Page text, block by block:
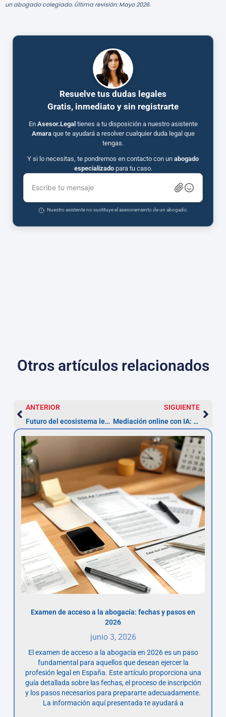
un abogado colegiado. Última revisión: Mayo 2026.
Resuelve tus dudas legales
Gratis, inmediato y sin registrarte
En Asesor.Legal tienes a tu disposición a nuestro asistente
Amaraque te ayudará a resolver cualquier duda legal que
tengas.
Y si lo necesitas, te pondremos en contacto con un abogado
especializadopara tu caso.
Escribe tu mensaje
Nuestro asistente no sustituye el asesoramiento de un abogado.
Otros artículos relacionados
ANTERIOR
Futuro del ecosistema legal con Asesor.Legal
SIGUIENTE
Mediación online con IA: Asesor.Legal para mediadores
Examen de acceso a la abogacía: fechas y pasos en
2026
junio 3, 2026
El examen de acceso a la abogacía en 2026 es un paso
fundamental para aquellos que desean ejercer la
profesión legal en España. Este artículo proporciona una
guía detallada sobre las fechas, el proceso de inscripción
y los pasos necesarios para prepararte adecuadamente.
La información aquí presentada te ayudará a